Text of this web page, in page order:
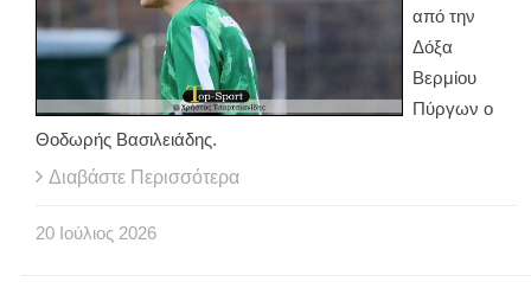
από την
Δόξα
Βερμίου
Πύργων ο
Θοδωρής Βασιλειάδης.
Διαβάστε Περισσότερα
20 Ιούλιος 2026